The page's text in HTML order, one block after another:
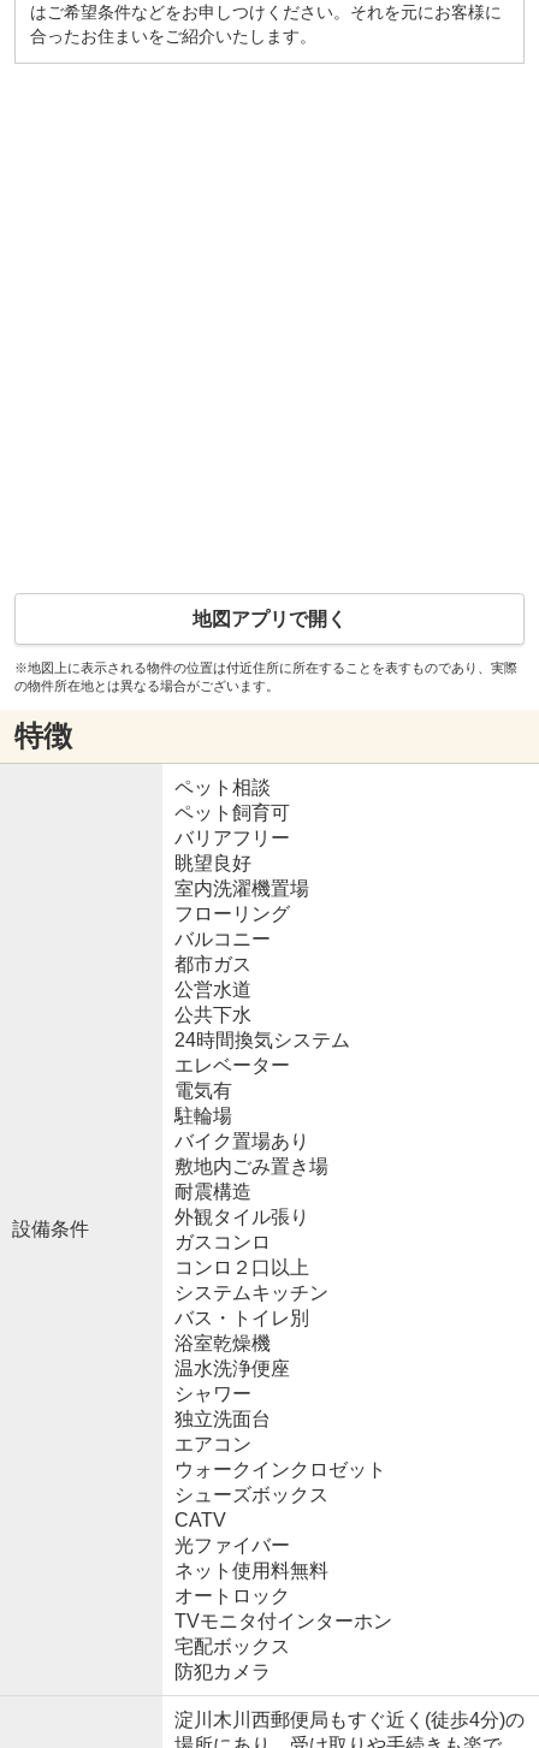
はご希望条件などをお申しつけください。それを元にお客様に
合ったお住まいをご紹介いたします。
地図アプリで開く
※地図上に表示される物件の位置は付近住所に所在することを表すものであり、実際
の物件所在地とは異なる場合がございます。
特徴
設備条件
ペット相談
ペット飼育可
バリアフリー
眺望良好
室内洗濯機置場
フローリング
バルコニー
都市ガス
公営水道
公共下水
24時間換気システム
エレベーター
電気有
駐輪場
バイク置場あり
敷地内ごみ置き場
耐震構造
外観タイル張り
ガスコンロ
コンロ２口以上
システムキッチン
バス・トイレ別
浴室乾燥機
温水洗浄便座
シャワー
独立洗面台
エアコン
ウォークインクロゼット
シューズボックス
CATV
光ファイバー
ネット使用料無料
オートロック
TVモニタ付インターホン
宅配ボックス
防犯カメラ
淀川木川西郵便局もすぐ近く(徒歩4分)の